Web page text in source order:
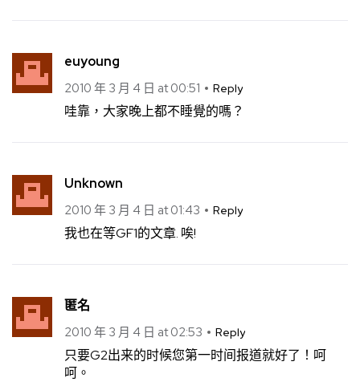
euyoung
2010 年 3 月 4 日 at 00:51 Reply
哇靠，大家晚上都不睡覺的嗎？
Unknown
2010 年 3 月 4 日 at 01:43 Reply
我也在等GF1的文章. 唉!
匿名
2010 年 3 月 4 日 at 02:53 Reply
只要G2出来的时候您第一时间报道就好了！呵
呵。